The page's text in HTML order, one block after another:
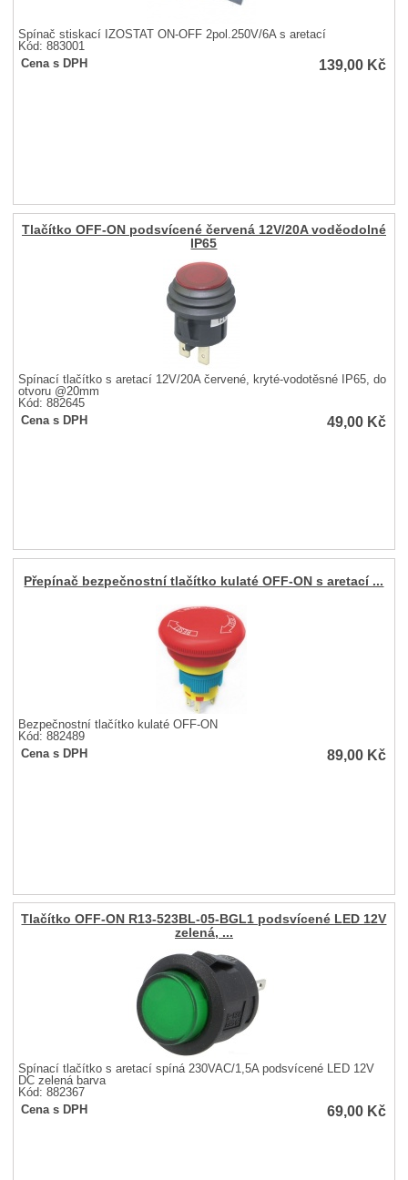
Spínač stiskací IZOSTAT ON-OFF 2pol.250V/6A s aretací
Kód: 883001
Cena s DPH
139,00 Kč
Tlačítko OFF-ON podsvícené červená 12V/20A voděodolné
IP65
Spínací tlačítko s aretací 12V/20A červené, kryté-vodotěsné IP65, do
otvoru @20mm
Kód: 882645
Cena s DPH
49,00 Kč
Přepínač bezpečnostní tlačítko kulaté OFF-ON s aretací ...
Bezpečnostní tlačítko kulaté OFF-ON
Kód: 882489
Cena s DPH
89,00 Kč
Tlačítko OFF-ON R13-523BL-05-BGL1 podsvícené LED 12V
zelená, ...
Spínací tlačítko s aretací spíná 230VAC/1,5A podsvícené LED 12V
DC zelená barva
Kód: 882367
Cena s DPH
69,00 Kč